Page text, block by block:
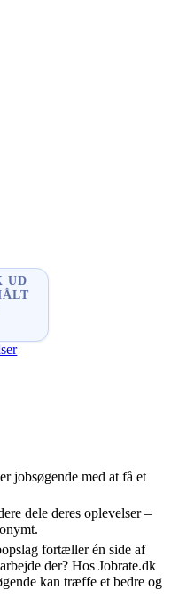
UD
jobsøgende med at få et
dele deres oplevelser –
fortæller én side af
der? Hos Jobrate.dk
kan træffe et bedre og